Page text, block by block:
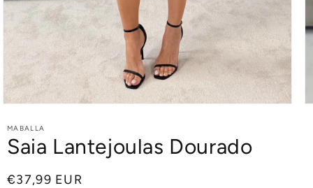
MABALLA
Saia Lantejoulas Dourado
Preço
€37,99 EUR